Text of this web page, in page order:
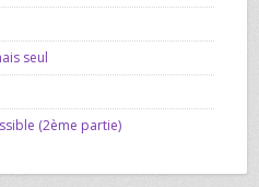
seul
(2ème partie)